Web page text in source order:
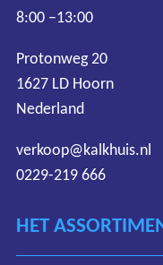
HET
8:00 –13:00
Protonweg 20
1627 LD Hoorn
Nederland
verkoop@kalkhuis.nl
0229-219 666